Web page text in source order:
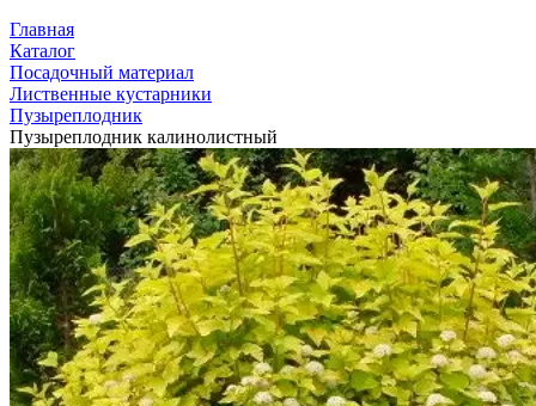
Главная
Каталог
Посадочный материал
Лиственные кустарники
Пузыреплодник
Пузыреплодник калинолистный